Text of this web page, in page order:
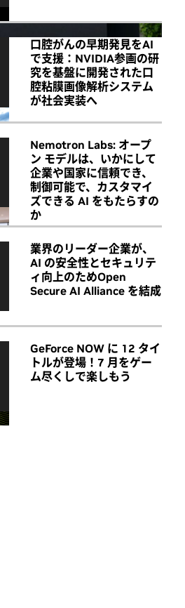
口腔がんの早期発見をAI
で支援：NVIDIA参画の研
究を基盤に開発された口
腔粘膜画像解析システム
が社会実装へ
Nemotron Labs: オープ
ン モデルは、いかにして
企業や国家に信頼でき、
制御可能で、カスタマイ
ズできる AI をもたらすの
か
業界のリーダー企業が、
AI の安全性とセキュリテ
ィ向上のためOpen
Secure AI Alliance を結成
GeForce NOW に 12 タイ
トルが登場！7 月をゲー
ム尽くしで楽しもう